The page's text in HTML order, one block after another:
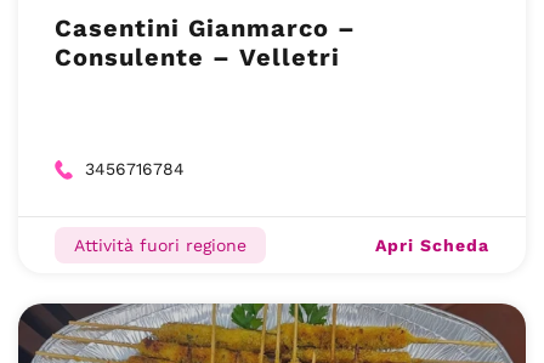
Casentini Gianmarco –
Consulente – Velletri
3456716784
Attività fuori regione Apri Scheda